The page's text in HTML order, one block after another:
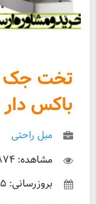
تخت جک
باکس
مبل راحتی
مشاهده: ۳۸۷۴
بروزرسانی: ۱۵ ساعت پیش